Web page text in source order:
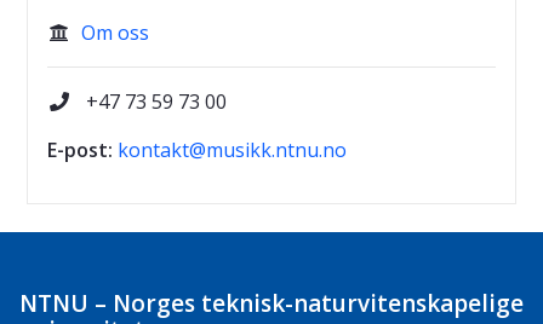
 Om oss

+47 73 59 73 00
E-post: kontakt@musikk.ntnu.no
NTNU – Norges teknisk-naturvitenskapelige